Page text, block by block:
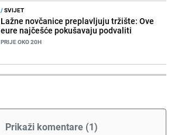
/SVIJET
Lažne novčanice preplavljuju tržište: Ove
eure najčešće pokušavaju podvaliti
PRIJE OKO 20H
Prikaži komentare (1)